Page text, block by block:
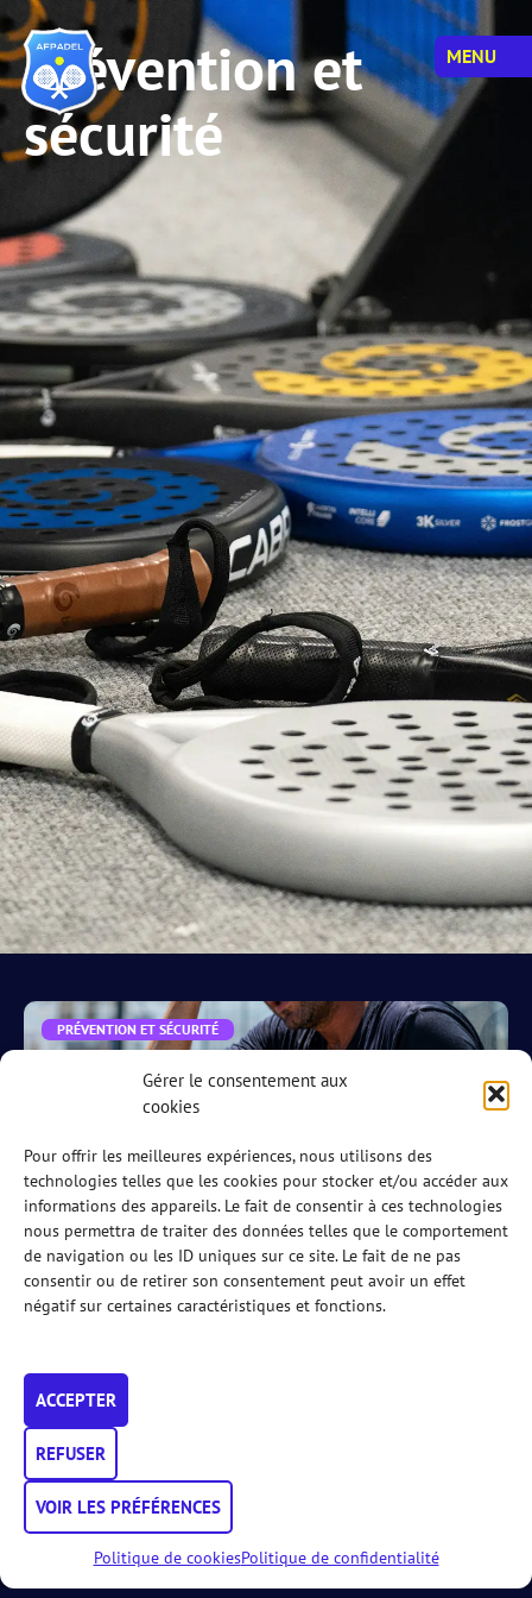
Gérer le consentement aux
cookies
Pour offrir les meilleures expériences, nous utilisons des
technologies telles que les cookies pour stocker et/ou accéder aux
informations des appareils. Le fait de consentir à ces technologies
nous permettra de traiter des données telles que le comportement
de navigation ou les ID uniques sur ce site. Le fait de ne pas
consentir ou de retirer son consentement peut avoir un effet
négatif sur certaines caractéristiques et fonctions.
ACCEPTER
REFUSER
VOIR LES PRÉFÉRENCES
Politique de cookiesPolitique de confidentialité
MENU
Prévention et
sécurité
PRÉVENTION ET SÉCURITÉ
événements du 25 au 28 juin et appelle à la vigilance
Annulations, report et vigilance suite aux fortes
S'AFFILIERTROUVER